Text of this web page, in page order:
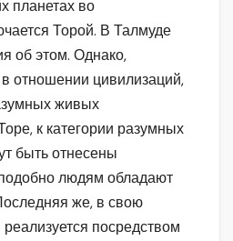
планетах во
Торой. В Талмуде
об этом. Однако,
отношении цивилизаций,
живых
к категории разумных
быть отнесены
людям обладают
же, в свою
посредством